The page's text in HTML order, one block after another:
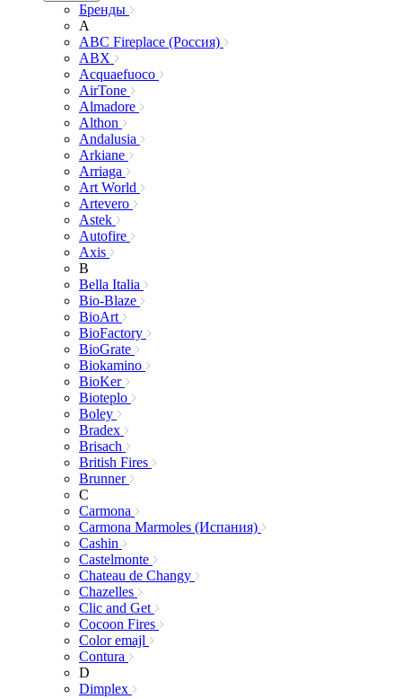
Бренды
A
ABC Fireplace (Россия)
ABX
Acquaefuoco
AirTone
Almadore
Althon
Andalusia
Arkiane
Arriaga
Art World
Artevero
Astek
Autofire
Axis
B
Bella Italia
Bio-Blaze
BioArt
BioFactory
BioGrate
Biokamino
BioKer
Bioteplo
Boley
Bradex
Brisach
British Fires
Brunner
C
Carmona
Carmona Marmoles (Испания)
Cashin
Castelmonte
Chateau de Changy
Chazelles
Clic and Get
Cocoon Fires
Color emajl
Contura
D
Dimplex